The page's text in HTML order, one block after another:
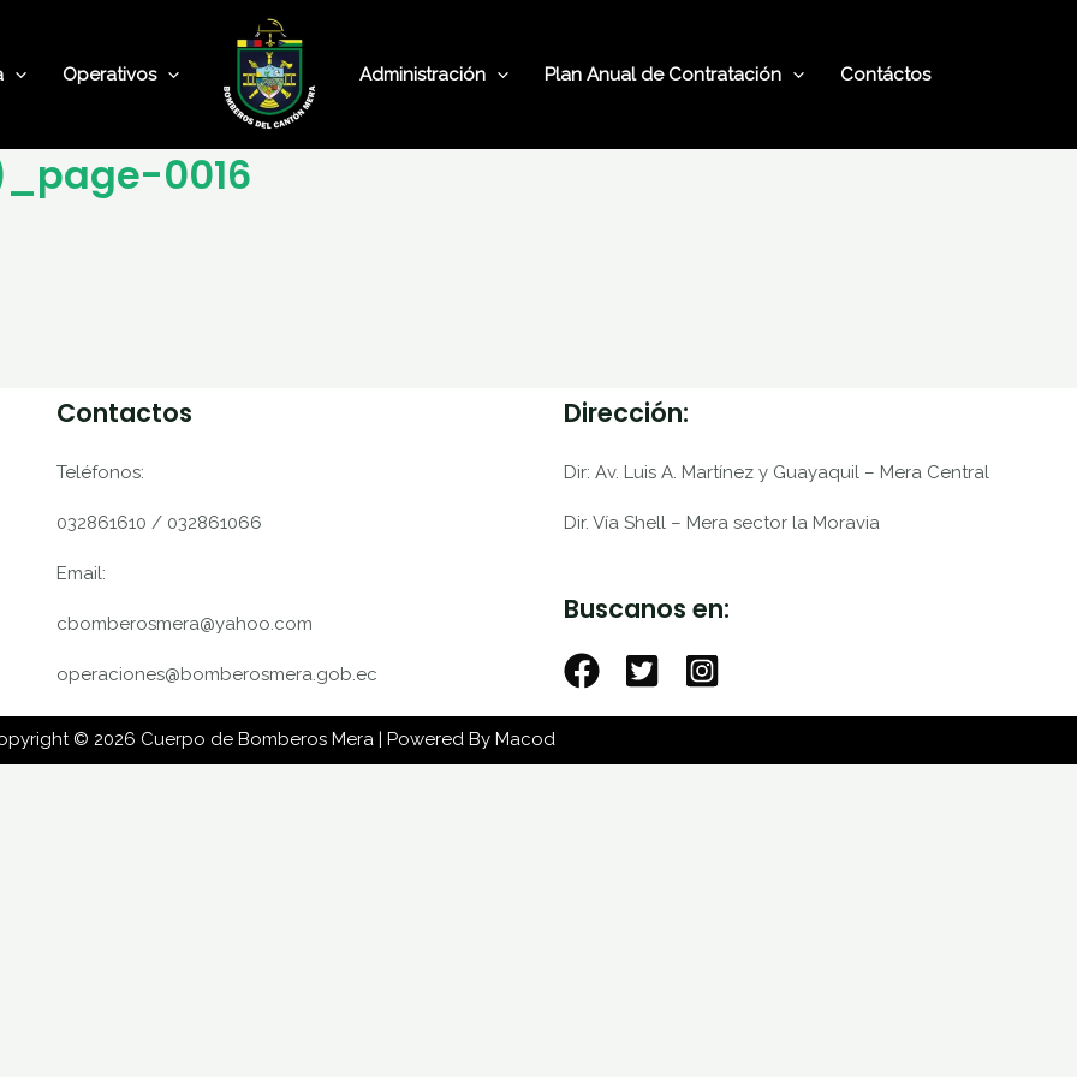
Operativos Administración Plan Anual de Contratación Contáctos
0016
Contactos
Teléfonos:
032861610 / 032861066
Email:
cbomberosmera@yahoo.com
operaciones@bomberosmera.gob.ec
Dirección:
Dir: Av. Luis A. Martínez y Guayaquil – Mera Central
Dir. Vía Shell – Mera sector la Moravia
Buscanos en:
© 2026 Cuerpo de Bomberos Mera | Powered By Macod